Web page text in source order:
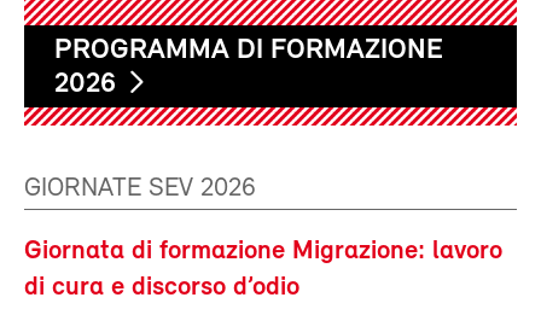
PROGRAMMA DI FORMAZIONE
2026
GIORNATE SEV 2026
Giornata di formazione Migrazione: lavoro
di cura e discorso d’odio